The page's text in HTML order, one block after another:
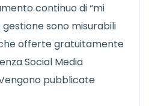
continuo di “mi
sono misurabili
offerte gratuitamente
Social Media
pubblicate